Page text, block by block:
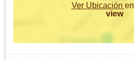
Ver Ubicación en
view